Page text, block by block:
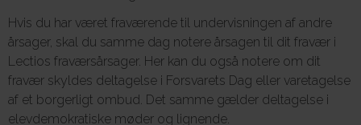
Hvis du har været fraværende til undervisningen af andre
årsager, skal du samme dag notere årsagen til dit fravær i
Lectios fraværsårsager. Her kan du også notere om dit
fravær skyldes deltagelse i Forsvarets Dag eller varetagelse
af et borgerligt ombud. Det samme gælder deltagelse i
elevdemokratiske møder og lignende.